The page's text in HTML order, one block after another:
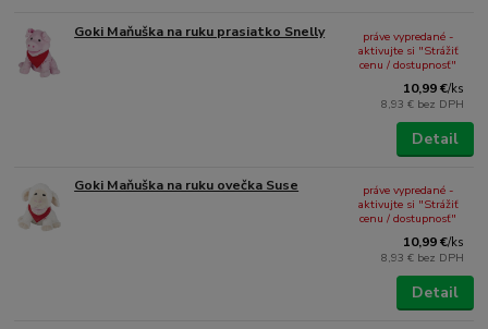
Goki Maňuška na ruku prasiatko Snelly
10,99 €/ks
8,93 € bez DPH
práve vypredané -
aktivujte si "Strážiť
cenu / dostupnosť"
Detail
Goki Maňuška na ruku ovečka Suse
10,99 €/ks
8,93 € bez DPH
práve vypredané -
aktivujte si "Strážiť
cenu / dostupnosť"
Detail